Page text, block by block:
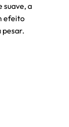
suave, a
efeito
pesar.